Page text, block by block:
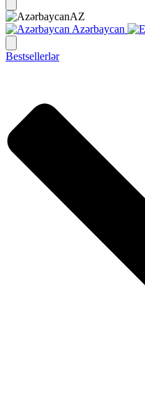
AZ
Azərbaycan
Bestsellerlər